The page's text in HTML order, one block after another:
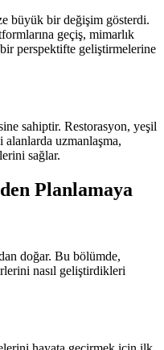
büyük bir değişim gösterdi.
geçiş, mimarlık
perspektifte geliştirmelerine
sahiptir. Restorasyon, yeşil
alanlarda uzmanlaşma,
sağlar.
Planlamaya
doğar. Bu bölümde,
nasıl geliştirdikleri